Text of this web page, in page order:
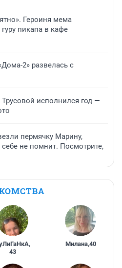
Героиня мема
пикапа в кафе
2» развелась с
исполнился год —
пермячку Марину,
себе не помнит. Посмотрите,
,
43
Милана,40